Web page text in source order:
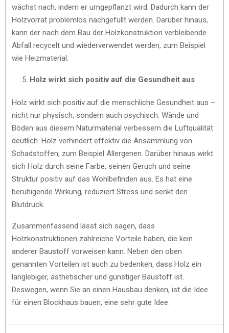
wächst nach, indem er umgepflanzt wird. Dadurch kann der
Holzvorrat problemlos nachgefüllt werden. Darüber hinaus,
kann der nach dem Bau der Holzkonstruktion verbleibende
Abfall recycelt und wiederverwendet werden, zum Beispiel
wie Heizmaterial.
Holz wirkt sich positiv auf die Gesundheit aus
Holz wirkt sich positiv auf die menschliche Gesundheit aus –
nicht nur physisch, sondern auch psychisch. Wände und
Böden aus diesem Naturmaterial verbessern die Luftqualität
deutlich. Holz verhindert effektiv die Ansammlung von
Schadstoffen, zum Beispiel Allergenen. Darüber hinaus wirkt
sich Holz durch seine Farbe, seinen Geruch und seine
Struktur positiv auf das Wohlbefinden aus. Es hat eine
beruhigende Wirkung, reduziert Stress und senkt den
Blutdruck.
Zusammenfassend lässt sich sagen, dass
Holzkonstruktionen zahlreiche Vorteile haben, die kein
anderer Baustoff vorweisen kann. Neben den oben
genannten Vorteilen ist auch zu bedenken, dass Holz ein
langlebiger, ästhetischer und günstiger Baustoff ist.
Deswegen, wenn Sie an einen Hausbau denken, ist die Idee
für einen Blockhaus bauen, eine sehr gute Idee.